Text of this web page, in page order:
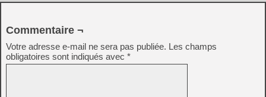
Commentaire ¬
Votre adresse e-mail ne sera pas publiée. Les champs
obligatoires sont indiqués avec *